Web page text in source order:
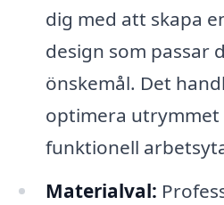
dig med att skapa
design som passar
önskemål. Det
optimera utrymmet
funktionell
Materialval: